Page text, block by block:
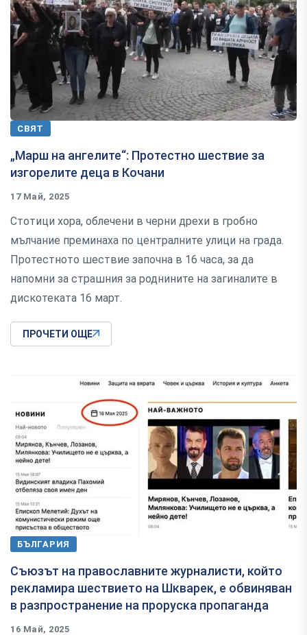
СВЯТ
„Марш на ангелите“: Протестно шествие за
изгорелите деца в Кочани
17 Май, 2025
Стотици хора, облечени в черни дрехи в гробно
мълчание преминаха по централните улици на града.
Протестното шествие започна в 16 часа, за да
напомни за страшния за роднините на загиналите в
дискотеката 16 март.
ПРОЧЕТИ ОЩЕ
БЪЛГАРИЯ
Съюзът на православните журналисти, който
рекламира шествието на Шкварек, е обвиняван
в разпространение на проруска пропаганда
16 Май, 2025